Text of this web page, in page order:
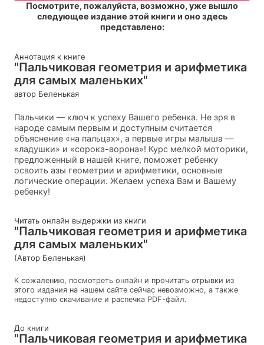
Посмотрите, пожалуйста, возможно, уже вышло
следующее издание этой книги и оно здесь
представлено:
Аннотация к книге
"Пальчиковая геометрия и арифметика
для самых маленьких"
автор Беленькая
Пальчики — ключ к успеху Вашего ребенка. Не зря в
народе самым первым и доступным считается
объяснение «на пальцах», а первые игры малыша —
«ладушки» и «сорока-ворона»! Курс мелкой моторики,
предложенный в нашей книге, поможет ребенку
освоить азы геометрии и арифметики, основные
логические операции. Желаем успеха Вам и Вашему
ребенку!
Читать онлайн выдержки из книги
"Пальчиковая геометрия и арифметика
для самых маленьких"
(Автор Беленькая)
К сожалению, посмотреть онлайн и прочитать отрывки из
этого издания на нашем сайте сейчас невозможно, а также
недоступно скачивание и распечка PDF-файл.
До книги
"Пальчиковая геометрия и арифметика